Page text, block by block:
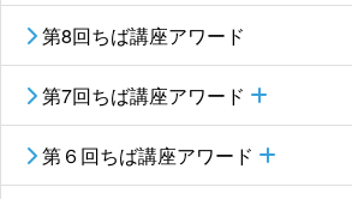
第8回ちば講座アワード
第7回ちば講座アワード
第６回ちば講座アワード